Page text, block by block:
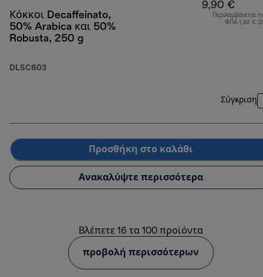
Κόκκοι Decaffeinato,
50% Arabica και 50%
Robusta, 250 g
DLSC603
9,90 €
Περιλαμβάνεται
ΦΠΑ 1,92 €
Σύγκριση
Προσθήκη στο καλάθι
Ανακαλύψτε περισσότερα
Βλέπετε 16 τα 100 προϊόντα
προβολή περισσότερων